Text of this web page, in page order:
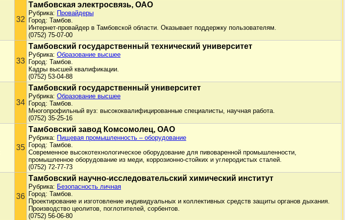
32
Тамбовская электросвязь, ОАО
Рубрика: Провайдеры
Город: Тамбов.
Интернет-провайдер в Тамбовской области. Оказывает поддержку пользователям.
(0752) 75-07-00
33
Тамбовский государственный технический университет
Рубрика: Образование высшее
Город: Тамбов.
Кадры высшей квалификации.
(0752) 53-04-88
34
Тамбовский государственный университет
Рубрика: Образование высшее
Город: Тамбов.
Многопрофильный вуз: высококвалифицированные специалисты, научная работа.
(0752) 35-25-16
35
Тамбовский завод Комсомолец, ОАО
Рубрика: Пищевая промышленность – оборудование
Город: Тамбов.
Современное высокотехнологическое оборудование для пивоваренной промышленности,
промышленное оборудование из меди, коррозионно-стойких и углеродистых сталей.
(0752) 72-77-73
36
Тамбовский научно-исследовательский химический институт
Рубрика: Безопасность личная
Город: Тамбов.
Проектирование и изготовление индивидуальных и коллективных средств защиты органов дыхания.
Производство цеолитов, поглотителей, сорбентов.
(0752) 56-06-80